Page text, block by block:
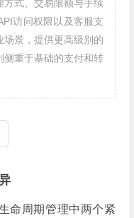
方式、交易限额与手续
访问权限以及客服支
景，提供更高级别的
侧重于基础的支付和转
命周期管理中两个紧